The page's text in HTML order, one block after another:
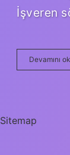
İşveren
Devamını
Sitemap